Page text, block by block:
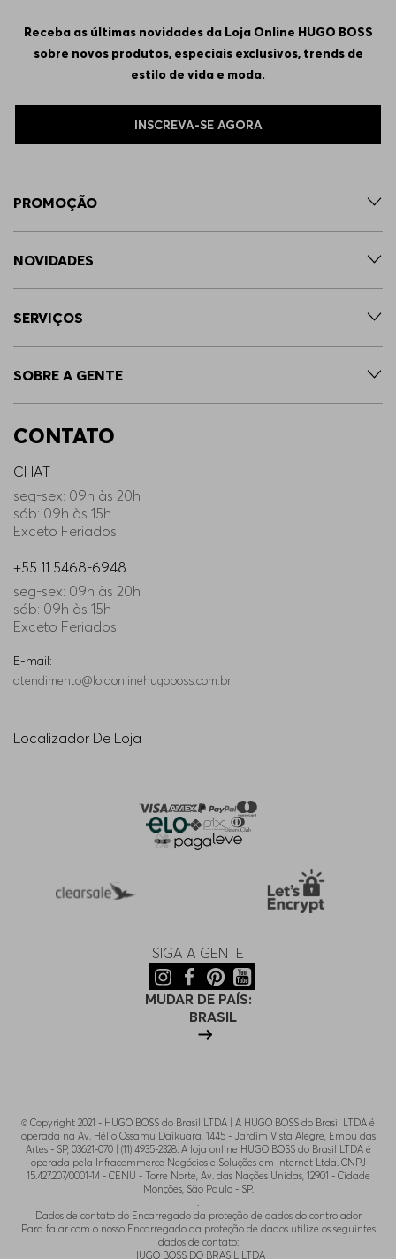
Receba as últimas novidades da Loja Online HUGO BOSS
sobre novos produtos, especiais exclusivos, trends de
estilo de vida e moda.
INSCREVA-SE AGORA
PROMOÇÃO
NOVIDADES
SERVIÇOS
SOBRE A GENTE
CONTATO
CHAT
seg-sex: 09h às 20h
sáb: 09h às 15h
Exceto Feriados
+55 11 5468-6948
seg-sex: 09h às 20h
sáb: 09h às 15h
Exceto Feriados
E-mail:
atendimento@lojaonlinehugoboss.com.br
Localizador De Loja
SIGA A GENTE
MUDAR DE PAÍS:
BRASIL
© Copyright 2021 - HUGO BOSS do Brasil LTDA | A HUGO BOSS do Brasil LTDA é
operada na Av. Hélio Ossamu Daikuara, 1445 - Jardim Vista Alegre, Embu das
Artes - SP, 03621-070 | (11) 4935-2328. A loja online HUGO BOSS do Brasil LTDA é
operada pela Infracommerce Negócios e Soluções em Internet Ltda. CNPJ
15.427.207/0001-14 - CENU - Torre Norte, Av. das Nações Unidas, 12901 - Cidade
Monções, São Paulo - SP.
.
Dados de contato do Encarregado da proteção de dados do controlador
Para falar com o nosso Encarregado da proteção de dados utilize os seguintes
dados de contato:
HUGO BOSS DO BRASIL LTDA